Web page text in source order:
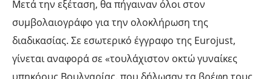
Μετά την εξέταση, θα πήγαιναν όλοι στον
συμβολαιογράφο για την ολοκλήρωση της
διαδικασίας. Σε εσωτερικό έγγραφο της Eurojust,
γίνεται αναφορά σε «τουλάχιστον οκτώ γυναίκες